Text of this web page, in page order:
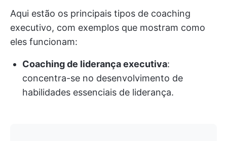
Aqui estão os principais tipos de coaching
executivo, com exemplos que mostram como
eles funcionam:
Coaching de liderança executiva:
concentra-se no desenvolvimento de
habilidades essenciais de liderança.